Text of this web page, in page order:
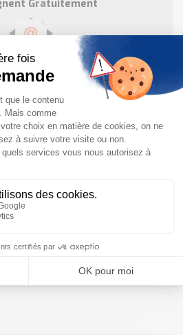
Gratuitement
trouvez pas votre
. Nous sommes
de plus de 20
Internationales !
24h à
info@tecnoland.fr